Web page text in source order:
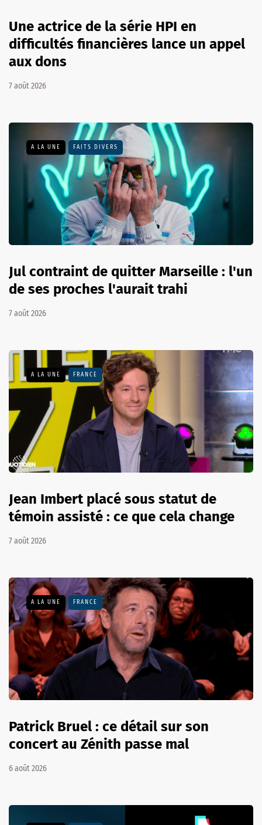
Une actrice de la série HPI en
difficultés financières lance un appel
aux dons
7 août 2026
A LA UNE FAITS DIVERS
Jul contraint de quitter Marseille : l'un
de ses proches l'aurait trahi
7 août 2026
A LA UNE FRANCE
Jean Imbert placé sous statut de
témoin assisté : ce que cela change
7 août 2026
A LA UNE FRANCE
Patrick Bruel : ce détail sur son
concert au Zénith passe mal
6 août 2026